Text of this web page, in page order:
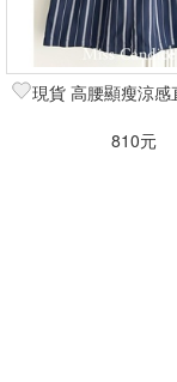
L
27
現貨 高腰顯瘦涼感
810元